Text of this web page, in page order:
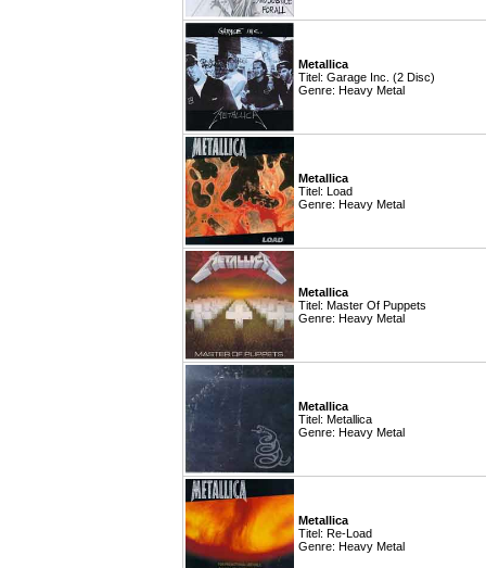
Metallica
Titel: Garage Inc. (2 Disc)
Genre: Heavy Metal
Metallica
Titel: Load
Genre: Heavy Metal
Metallica
Titel: Master Of Puppets
Genre: Heavy Metal
Metallica
Titel: Metallica
Genre: Heavy Metal
Metallica
Titel: Re-Load
Genre: Heavy Metal